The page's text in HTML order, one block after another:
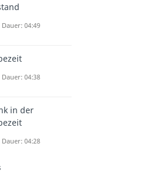
Dauer: 04:49
04:38
in der
04:28